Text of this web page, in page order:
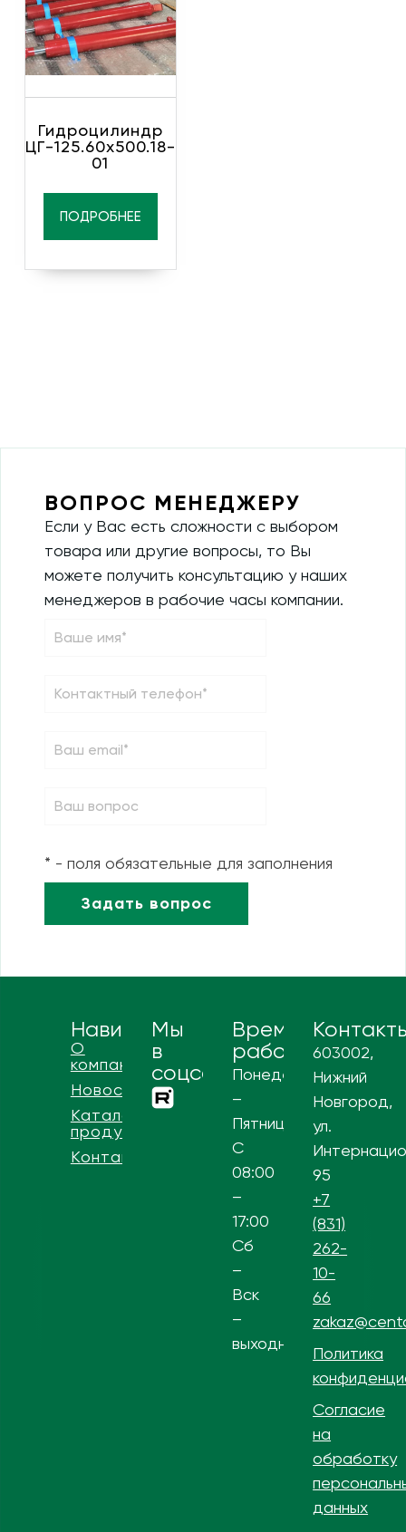
Гидроцилиндр
ЦГ-125.60х500.18-
01
ПОДРОБНЕЕ
ВОПРОС МЕНЕДЖЕРУ
Если у Вас есть сложности с выбором
товара или другие вопросы, то Вы
можете получить консультацию у наших
менеджеров в рабочие часы компании.
* - поля обязательные для заполнения
Навигация
О
компании
Новости
Каталог
продукции
Контакты
Мы
в
соцсетях
Время
работы
Понедельник
–
Пятница
С
08:00
–
17:00
Сб
–
Вск
–
выходной
603002,
Нижний
Новгород,
ул.
95
+7
(831)
262-
10-
66
Политика
Согласие
на
обработку
данных